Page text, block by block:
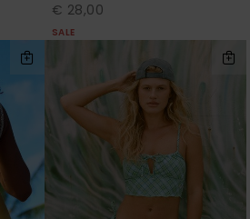
€ 28,00
SALE